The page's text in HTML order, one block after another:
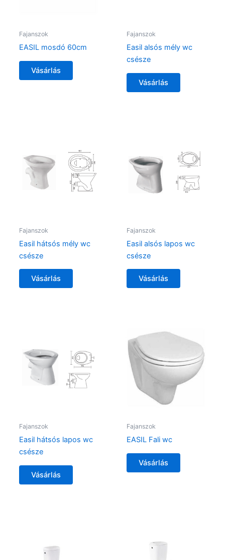
Fajanszok
EASIL mosdó 60cm
Vásárlás
Fajanszok
Easil alsós mély wc
csésze
Vásárlás
Fajanszok
Easil hátsós mély wc
csésze
Vásárlás
Fajanszok
Easil alsós lapos wc
csésze
Vásárlás
Fajanszok
Easil hátsós lapos wc
csésze
Vásárlás
Fajanszok
EASIL Fali wc
Vásárlás